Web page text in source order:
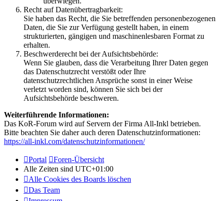
Recht auf Datenübertragbarkeit:
Sie haben das Recht, die Sie betreffenden personenbezogenen
Daten, die Sie zur Verfügung gestellt haben, in einem
strukturierten, gängigen und maschinenlesbaren Format zu
erhalten.
Beschwerderecht bei der Aufsichtsbehörde:
Wenn Sie glauben, dass die Verarbeitung Ihrer Daten gegen
das Datenschutzrecht verstößt oder Ihre
datenschutzrechtlichen Ansprüche sonst in einer Weise
verletzt worden sind, können Sie sich bei der
Aufsichtsbehörde beschweren.
Weiterführende Informationen:
Das KoR-Forum wird auf Servern der Firma All-Inkl betrieben.
Bitte beachten Sie daher auch deren Datenschutzinformationen:
https://all-inkl.com/datenschutzinformationen/
Portal
Foren-Übersicht
Alle Zeiten sind UTC+01:00
Alle Cookies des Boards löschen
Das Team